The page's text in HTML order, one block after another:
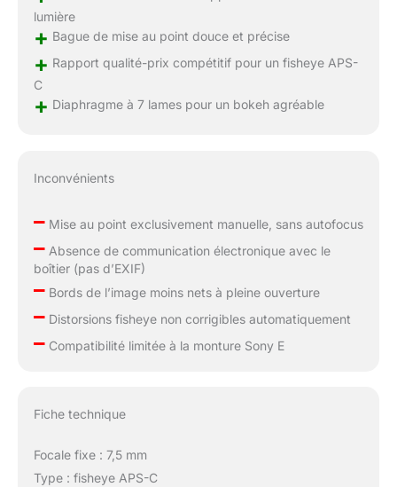
lumière
+ Bague de mise au point douce et précise
+ Rapport qualité-prix compétitif pour un fisheye APS-
C
+ Diaphragme à 7 lames pour un bokeh agréable
Inconvénients
–Mise au point exclusivement manuelle, sans autofocus
–Absence de communication électronique avec le
boîtier (pas d’EXIF)
–Bords de l’image moins nets à pleine ouverture
–Distorsions fisheye non corrigibles automatiquement
–Compatibilité limitée à la monture Sony E
Fiche technique
Focale fixe : 7,5 mm
Type : fisheye APS-C